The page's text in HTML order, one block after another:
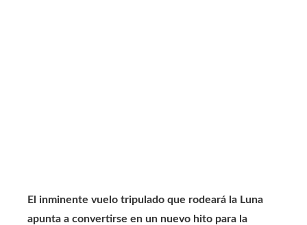
El inminente vuelo tripulado que rodeará la Luna
apunta a convertirse en un nuevo hito para la